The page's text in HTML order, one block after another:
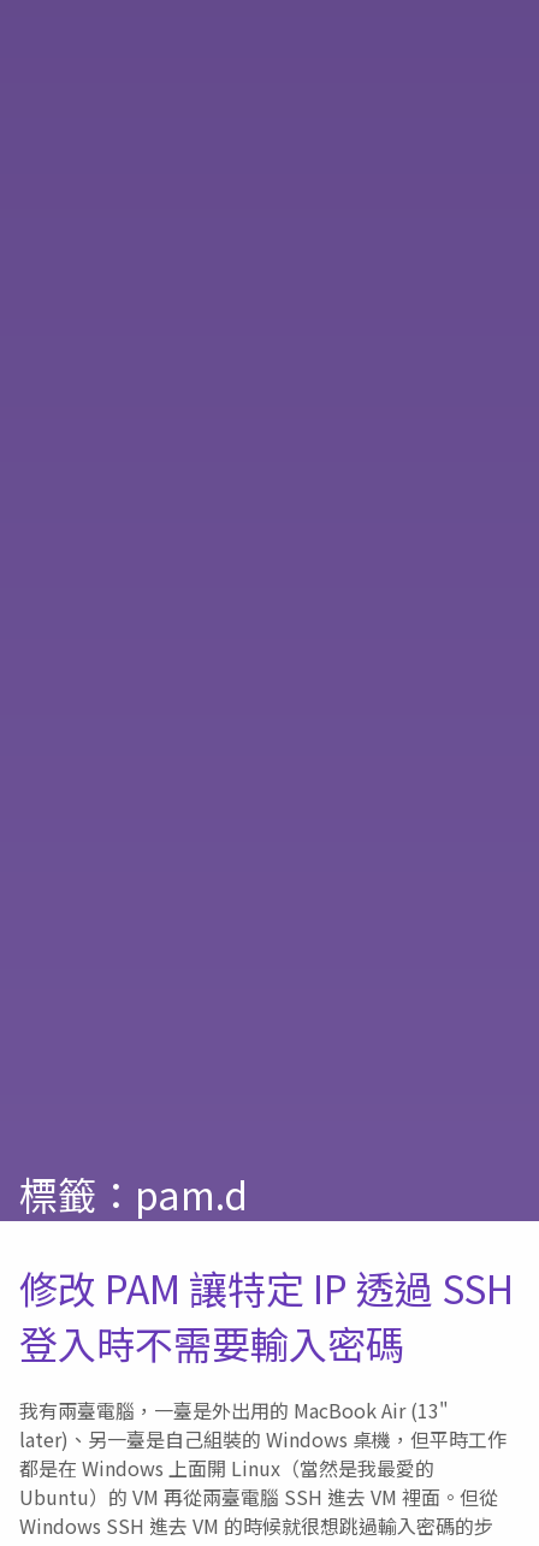
標籤：pam.d
修改 PAM 讓特定 IP 透過 SSH
登入時不需要輸入密碼
我有兩臺電腦，一臺是外出用的 MacBook Air (13"
later)、另一臺是自己組裝的 Windows 桌機，但平時工作
都是在 Windows 上面開 Linux（當然是我最愛的
Ubuntu）的 VM 再從兩臺電腦 SSH 進去 VM 裡面。但從
Windows SSH 進去 VM 的時候就很想跳過輸入密碼的步